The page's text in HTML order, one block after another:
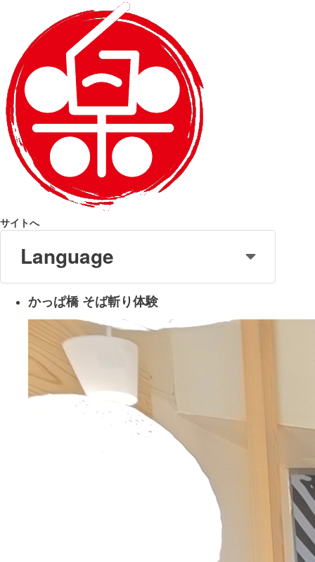
サイトへ
Language
かっぱ橋 そば斬り体験